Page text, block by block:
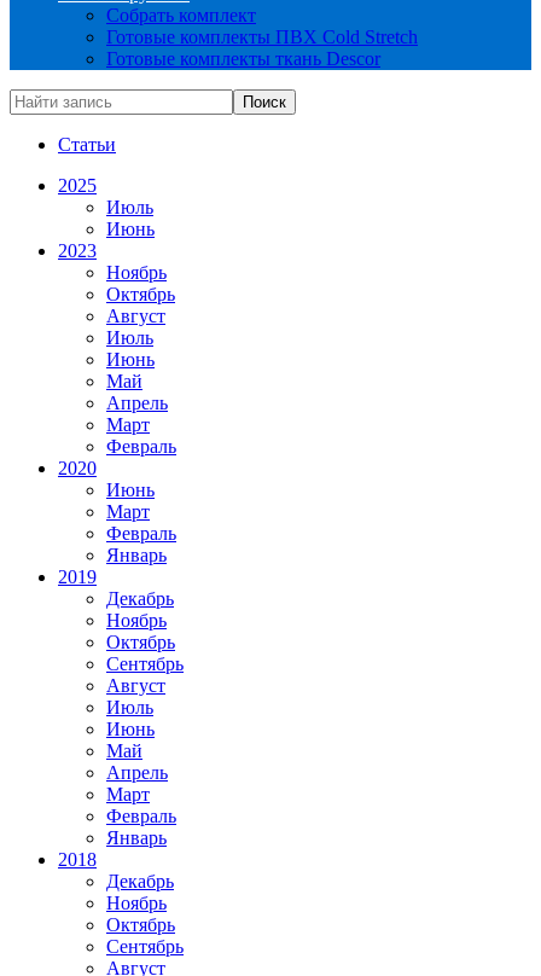
Собрать комплект
Готовые комплекты ПВХ Cold Stretch
Готовые комплекты ткань Descor
Статьи
2025
Июль
Июнь
2023
Ноябрь
Октябрь
Август
Июль
Июнь
Май
Апрель
Март
Февраль
2020
Июнь
Март
Февраль
Январь
2019
Декабрь
Ноябрь
Октябрь
Сентябрь
Август
Июль
Июнь
Май
Апрель
Март
Февраль
Январь
2018
Декабрь
Ноябрь
Октябрь
Сентябрь
Август